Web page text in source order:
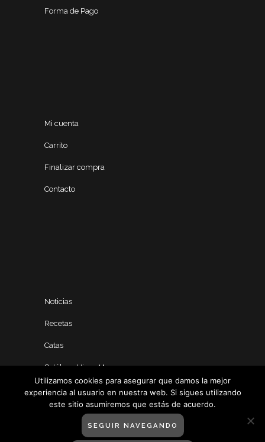
Forma de Pago
Mi cuenta
Carrito
Finalizar compra
Contacto
Noticias
Recetas
Catas
Catálogo Vinos Manero
Utilizamos cookies para asegurar que damos la mejor
experiencia al usuario en nuestra web. Si sigues utilizando
este sitio asumiremos que estás de acuerdo.
SEGUIR NAVEGANDO